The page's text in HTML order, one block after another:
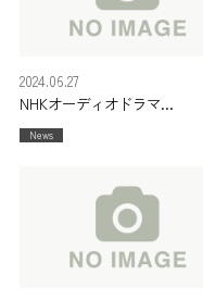
NHKオーディオドラマ
FMシアター
「アシカを待つあした」
2024.06.27
News